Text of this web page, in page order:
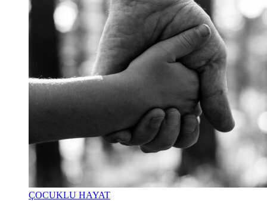
ÇOCUKLU HAYAT